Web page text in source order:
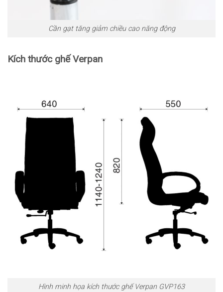
Cần gạt tăng giảm chiều cao năng động
Kích thước ghế Verpan
Hình minh họa kích thước ghế Verpan GVP163